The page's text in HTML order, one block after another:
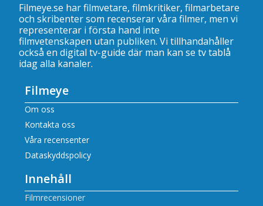
Filmeye.se har filmvetare, filmkritiker, filmarbetare
och skribenter som recenserar våra filmer, men vi
representerar i första hand inte
filmvetenskapen utan publiken. Vi tillhandahåller
också en digital tv-guide där man kan se tv tablå
idag alla kanaler.
Filmeye
Om oss
Kontakta oss
Våra recensenter
Dataskyddspolicy
Innehåll
Filmrecensioner